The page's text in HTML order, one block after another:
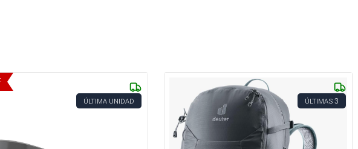
ÚLTIMA UNIDAD ÚLTIMAS 3